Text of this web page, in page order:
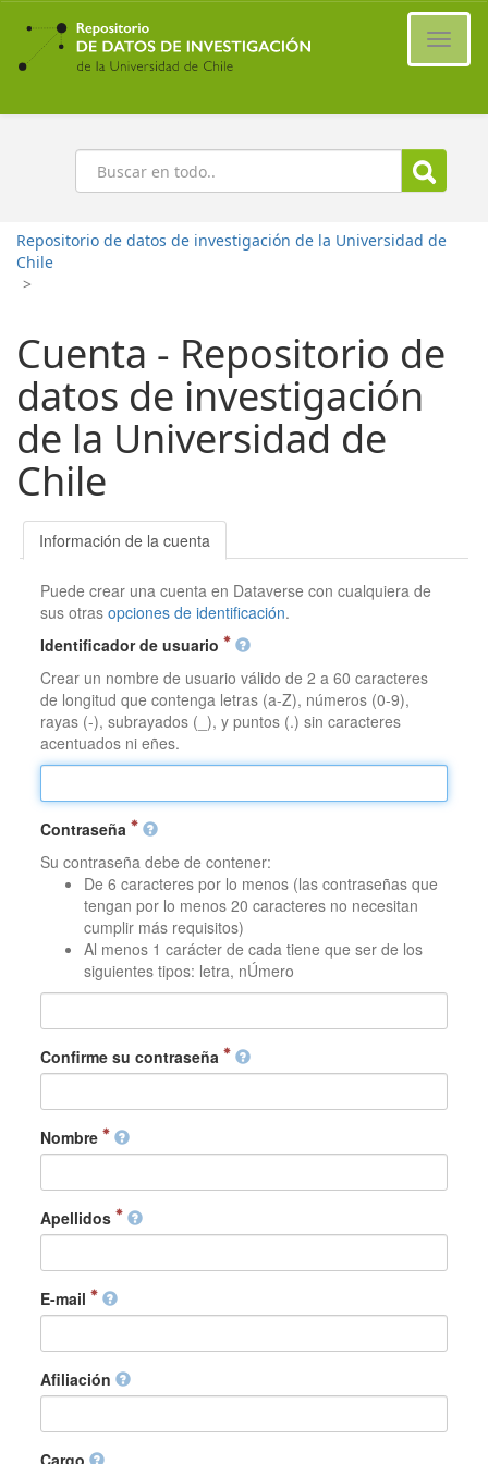
Ir
contenido
principal
Buscar
Repositorio de datos de investigación de la Universidad de
Chile
>
Cuenta - Repositorio de
datos de investigación
de la Universidad de
Chile
Información de la cuenta
Puede crear una cuenta en Dataverse con cualquiera de
sus otrasopciones de identificación.
Identificador de usuario
Crear un nombre de usuario válido de 2 a 60 caracteres
de longitud que contenga letras (a-Z), números (0-9),
rayas (-), subrayados (_), y puntos (.) sin caracteres
acentuados ni eñes.
Contraseña
Su contraseña debe de contener:
De 6 caracteres por lo menos (las contraseñas que
tengan por lo menos 20 caracteres no necesitan
cumplir más requisitos)
Al menos 1 carácter de cada tiene que ser de los
siguientes tipos: letra, nÚmero
Confirme su contraseña
Nombre
Apellidos
E-mail
Afiliación
Cargo